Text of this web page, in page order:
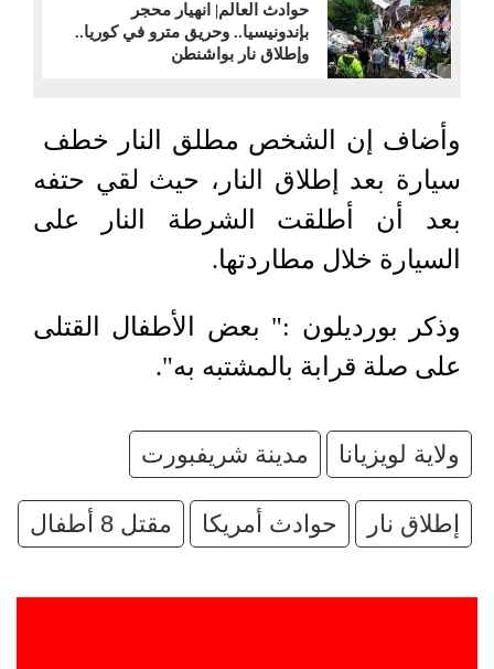
حوادث العالم| انهيار محجر
بإندونيسيا.. وحريق مترو في كوريا..
وإطلاق نار بواشنطن
وأضاف إن الشخص مطلق النار ⁠خطف ​
سيارة بعد ⁠إطلاق النار، حيث لقي حتفه
بعد أن أطلقت الشرطة النار على
السيارة خلال ​مطاردتها.
وذكر بورديلون :" بعض الأطفال القتلى
على صلة قرابة بالمشتبه به".
ولاية لويزيانا مدينة شريفبورت
إطلاق نار حوادث أمريكا مقتل 8 أطفال